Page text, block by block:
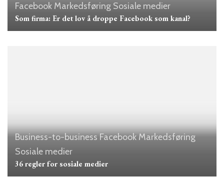
Facebook Markedsføring Sosiale medier
Som firma: Er det lov å droppe Facebook som kanal?
Business-to-businessFacebookMarkedsføring
Sosiale medier
36 regler for sosiale medier